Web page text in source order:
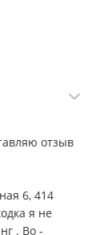
отзыв
6, 414
я не
. Во -